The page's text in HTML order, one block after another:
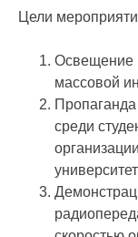
Цели
Освещение
массовой
среди